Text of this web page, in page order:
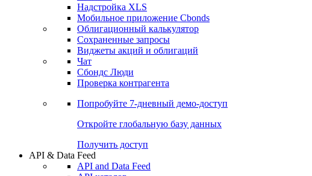
Инструментарий
Портфель
Watchlist
Надстройка XLS
Мобильное приложение Cbonds
Облигационный калькулятор
Сохраненные запросы
Виджеты акций и облигаций
Чат
Сбондс Люди
Проверка контрагента
Попробуйте7-дневный
Откройте глобальную базу данных